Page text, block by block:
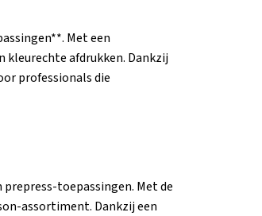
Met een
kleurechte afdrukken. Dankzij
professionals die
toepassingen. Met de
assortiment. Dankzij een